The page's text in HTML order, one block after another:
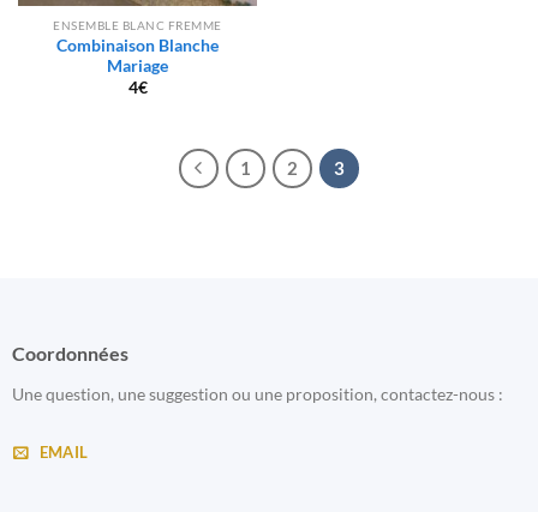
ENSEMBLE BLANC FREMME
Combinaison Blanche
Mariage
4€
1 2 3
Coordonnées
Une question, une suggestion ou une proposition, contactez-nous :
EMAIL